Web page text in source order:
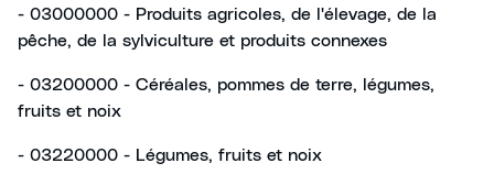
- 03000000 - Produits agricoles, de l'élevage, de la
pêche, de la sylviculture et produits connexes
- 03200000 - Céréales, pommes de terre, légumes,
fruits et noix
- 03220000 - Légumes, fruits et noix